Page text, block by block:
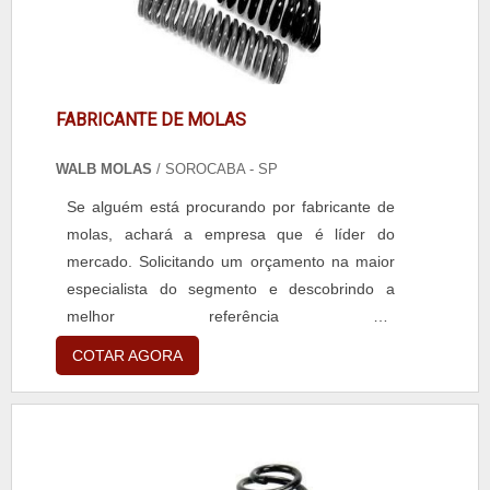
satisfação dos seus clientes.
FABRICANTE DE MOLAS
WALB MOLAS / SOROCABA - SP
Se alguém está procurando por fabricante de
molas, achará a empresa que é líder do
mercado. Solicitando um orçamento na maior
especialista do segmento e descobrindo a
melhor referência em
qualidade.DIFERENCIAIS IMPORTANTES DE
FABRICANTE DE MOLASQuem precisa de
qualidade final para a fidelização do
COTAR AGORA